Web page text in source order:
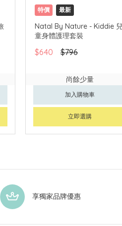
特價 最新
Natal By Nature - Kiddie 兒
童身體護理套裝
$640 $796
尚餘少量
加入購物車
立即選購
享獨家品牌優惠